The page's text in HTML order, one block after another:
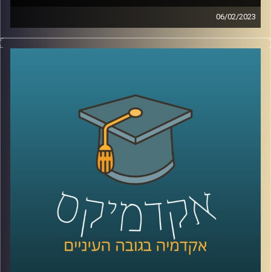
06/02/2023
בשנים האחרונות המשפט הבינלאומי הפך לזירת לאחד ממוקדי
המאבק המרכזיים של מדינת ישראל. כדי להבין טוב יותר את
AudioVersity